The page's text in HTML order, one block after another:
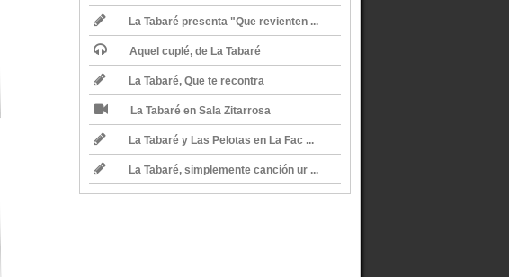
La Tabaré presenta "Que revienten ...
Aquel cuplé, de La Tabaré
La Tabaré, Que te recontra
La Tabaré en Sala Zitarrosa
La Tabaré y Las Pelotas en La Fac ...
La Tabaré, simplemente canción ur ...